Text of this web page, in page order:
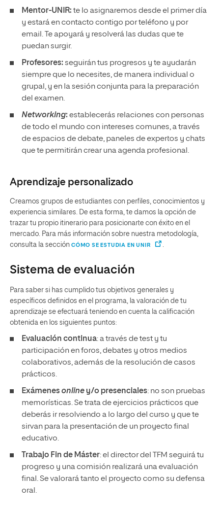
Mentor-UNIR: te lo asignaremos desde el primer día
y estará en contacto contigo por teléfono y por
email. Te apoyará y resolverá las dudas que te
puedan surgir.
Profesores: seguirán tus progresos y te ayudarán
siempre que lo necesites, de manera individual o
grupal, y en la sesión conjunta para la preparación
del examen.
Networking: establecerás relaciones con personas
de todo el mundo con intereses comunes, a través
de espacios de debate, paneles de expertos y chats
que te permitirán crear una agenda profesional.
Aprendizaje personalizado
Creamos grupos de estudiantes con perfiles, conocimientos y
experiencia similares. De esta forma, te damos la opción de
trazar tu propio itinerario para posicionarte con éxito en el
mercado. Para más información sobre nuestra metodología,
consulta la sección CÓMO SE ESTUDIA EN UNIR .
Sistema de evaluación
Para saber si has cumplido tus objetivos generales y
específicos definidos en el programa, la valoración de tu
aprendizaje se efectuará teniendo en cuenta la calificación
obtenida en los siguientes puntos:
Evaluación continua: a través de test y tu
participación en foros, debates y otros medios
colaborativos, además de la resolución de casos
prácticos.
Exámenesonline y/o presenciales: no son pruebas
memorísticas. Se trata de ejercicios prácticos que
deberás ir resolviendo a lo largo del curso y que te
sirvan para la presentación de un proyecto final
educativo.
Trabajo Fin de Máster: el director del TFM seguirá tu
progreso y una comisión realizará una evaluación
final. Se valorará tanto el proyecto como su defensa
oral.